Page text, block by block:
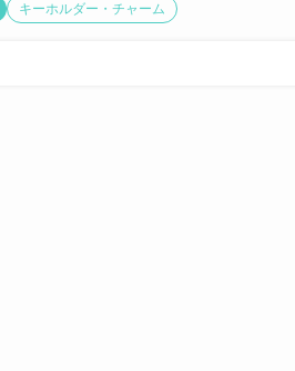
キーホルダー・チャーム